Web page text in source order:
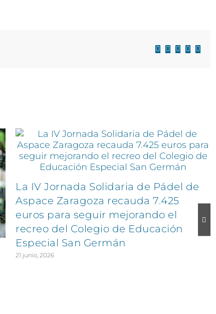
Facebook
X LinkedIn
WhatsApp
Correo
La IV Jornada Solidaria de Pádel de
Aspace Zaragoza recauda 7.425
euros para seguir mejorando el
recreo del Colegio de Educación
Especial San Germán
21 junio, 2026